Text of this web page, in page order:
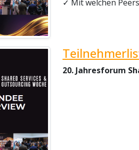
✓ Mit welchen
20. Jahresforum